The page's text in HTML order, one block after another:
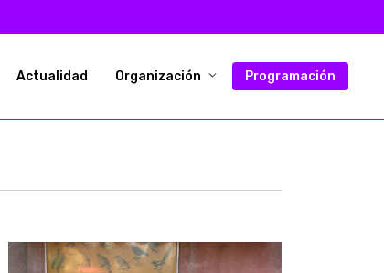
Actualidad Organización Programación